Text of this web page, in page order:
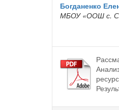
Богданенко
МБОУ «ООШ с.